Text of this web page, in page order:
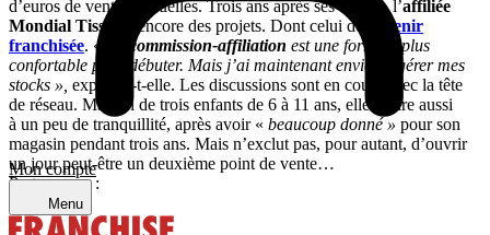
Mon compte
Menu
d’euros de ventes annuelles. Trois ans après ses débuts, l’affiliée
Mondial Tissus
a encore des projets. Dont celui de
devenir
franchisée. « commission-affiliation est une formule plus
confortable pour débuter. Mais j’ai maintenant envie de gérer mes
stocks », explique-t-elle. Les discussions sont en cours avec la tête
de réseau. Maman de trois enfants de 6 à 11 ans, elle aspire aussi
à un peu de tranquillité, après avoir « beaucoup donné » pour son
magasin pendant trois ans. Mais n’exclut pas, pour autant, d’ouvrir
un jour peut-être un deuxième point de vente…
Partager sur :